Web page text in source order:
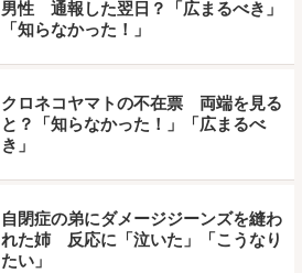
男性 通報した翌日？「広まるべき」
「知らなかった！」
クロネコヤマトの不在票 両端を見る
と？「知らなかった！」「広まるべ
き」
自閉症の弟にダメージジーンズを縫わ
れた姉 反応に「泣いた」「こうなり
たい」